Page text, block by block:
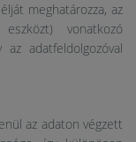
meghatározza, az
vonatkozó
adatfeldolgozóval
az adaton végzett